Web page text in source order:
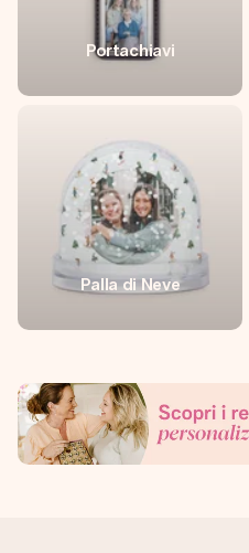
Portachiavi
Palla di Neve